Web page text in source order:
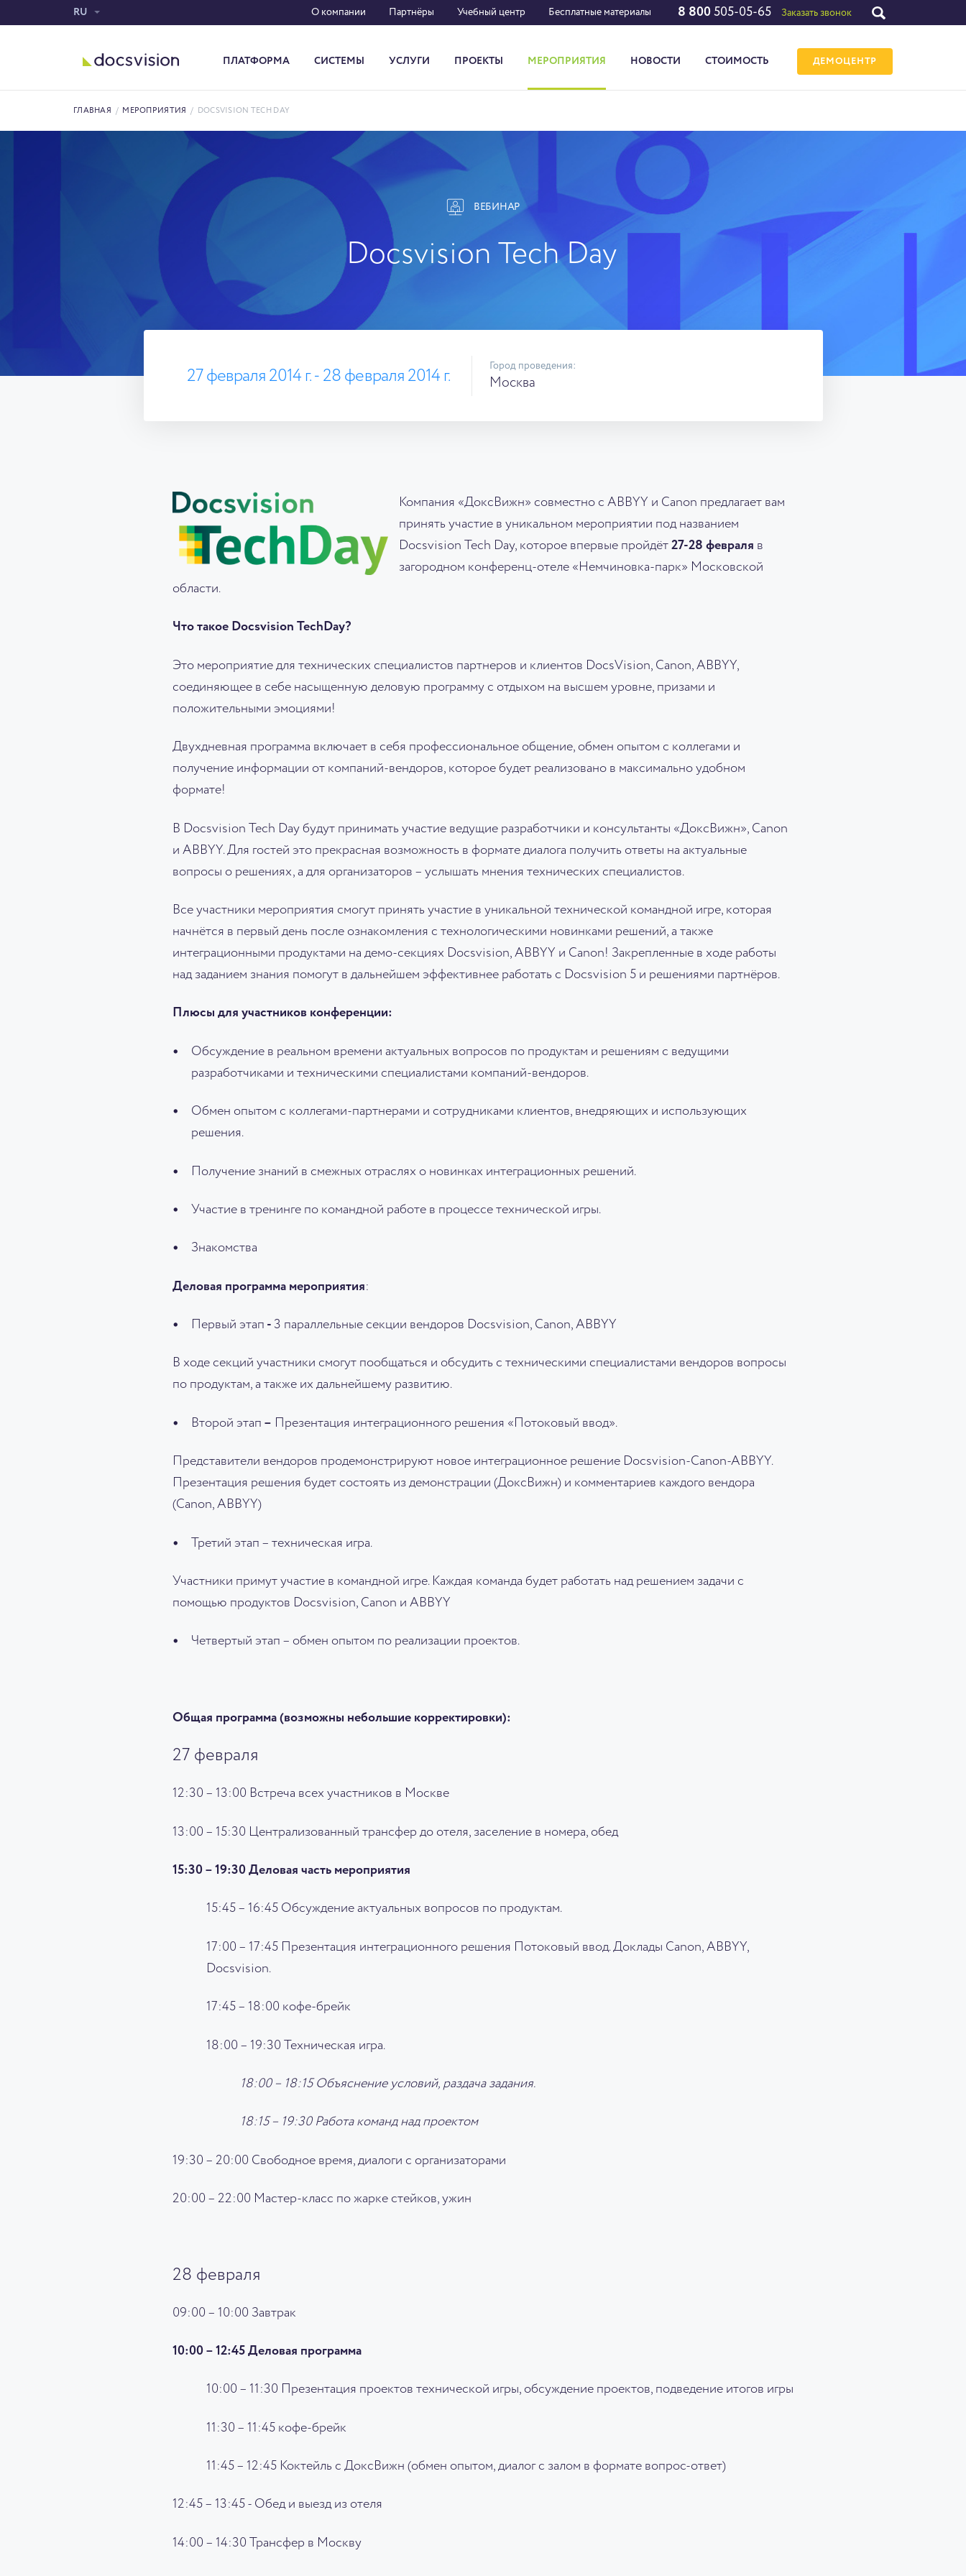
RU О компании Партнёры Учебный центр Бесплатные материалы 8 800 505-05-65 Заказать звонок
ПЛАТФОРМА СИСТЕМЫ УСЛУГИ ПРОЕКТЫ МЕРОПРИЯТИЯ НОВОСТИ СТОИМОСТЬ ДЕМОЦЕНТР
ГЛАВНАЯ / МЕРОПРИЯТИЯ / DOCSVISION TECH DAY
ВЕБИНАР
Docsvision Tech Day
27 февраля 2014 г. - 28 февраля 2014 г.
Город проведения:
Москва
Компания «ДоксВижн» совместно с ABBYY и Canon предлагает вам
принять участие в уникальном мероприятии под названием
Docsvision Tech Day, которое впервые пройдёт 27-28 февраля в
загородном конференц-отеле «Немчиновка-парк» Московской
области.
Что такое Docsvision TechDay?
Это мероприятие для технических специалистов партнеров и клиентов DocsVision, Canon, ABBYY,
соединяющее в себе насыщенную деловую программу с отдыхом на высшем уровне, призами и
положительными эмоциями!
Двухдневная программа включает в себя профессиональное общение, обмен опытом с коллегами и
получение информации от компаний-вендоров, которое будет реализовано в максимально удобном
формате!
В Docsvision Tech Day будут принимать участие ведущие разработчики и консультанты «ДоксВижн», Canon
и ABBYY. Для гостей это прекрасная возможность в формате диалога получить ответы на актуальные
вопросы о решениях, а для организаторов – услышать мнения технических специалистов.
Все участники мероприятия смогут принять участие в уникальной технической командной игре, которая
начнётся в первый день после ознакомления с технологическими новинками решений, а также
интеграционными продуктами на демо-секциях Docsvision, ABBYY и Canon! Закрепленные в ходе работы
над заданием знания помогут в дальнейшем эффективнее работать с Docsvision 5 и решениями партнёров.
Плюсы для участников конференции:
Обсуждение в реальном времени актуальных вопросов по продуктам и решениям с ведущими
разработчиками и техническими специалистами компаний-вендоров.
Обмен опытом с коллегами-партнерами и сотрудниками клиентов, внедряющих и использующих
решения.
Получение знаний в смежных отраслях о новинках интеграционных решений.
Участие в тренинге по командной работе в процессе технической игры.
Знакомства
Деловая программа мероприятия:
Первый этап - 3 параллельные секции вендоров Docsvision, Canon, ABBYY
В ходе секций участники смогут пообщаться и обсудить с техническими специалистами вендоров вопросы
по продуктам, а также их дальнейшему развитию.
Второй этап – Презентация интеграционного решения «Потоковый ввод».
Представители вендоров продемонстрируют новое интеграционное решение Docsvision-Canon-ABBYY.
Презентация решения будет состоять из демонстрации (ДоксВижн) и комментариев каждого вендора
(Canon, ABBYY)
Третий этап – техническая игра.
Участники примут участие в командной игре. Каждая команда будет работать над решением задачи с
помощью продуктов Docsvision, Canon и ABBYY
Четвертый этап – обмен опытом по реализации проектов.
Общая программа (возможны небольшие корректировки):
27 февраля
12:30 – 13:00 Встреча всех участников в Москве
13:00 – 15:30 Централизованный трансфер до отеля, заселение в номера, обед
15:30 – 19:30 Деловая часть мероприятия
15:45 – 16:45 Обсуждение актуальных вопросов по продуктам.
17:00 – 17:45 Презентация интеграционного решения Потоковый ввод. Доклады Canon, ABBYY,
Docsvision.
17:45 – 18:00 кофе-брейк
18:00 – 19:30 Техническая игра.
18:00 – 18:15 Объяснение условий, раздача задания.
18:15 – 19:30 Работа команд над проектом
19:30 – 20:00 Свободное время, диалоги с организаторами
20:00 – 22:00 Мастер-класс по жарке стейков, ужин
28 февраля
09:00 – 10:00 Завтрак
10:00 – 12:45 Деловая программа
10:00 – 11:30 Презентация проектов технической игры, обсуждение проектов, подведение итогов игры
11:30 – 11:45 кофе-брейк
11:45 – 12:45 Коктейль с ДоксВижн (обмен опытом, диалог с залом в формате вопрос-ответ)
12:45 – 13:45 - Обед и выезд из отеля
14:00 – 14:30 Трансфер в Москву